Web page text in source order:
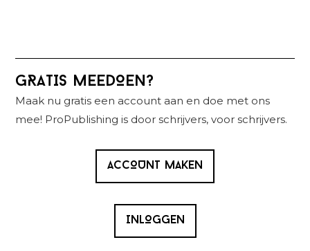
Primaire
Sidebar
GRATIS MEEDOEN?
Maak nu gratis een account aan en doe met ons
mee! ProPublishing is door schrijvers, voor schrijvers.
ACCOUNT MAKEN
INLOGGEN